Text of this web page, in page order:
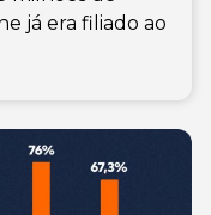
já era filiado ao